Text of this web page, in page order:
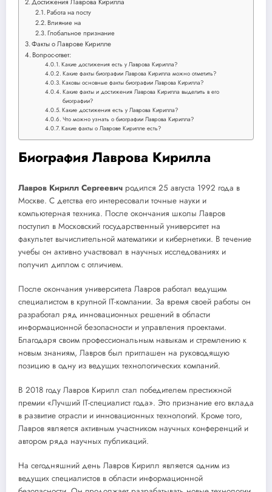
Работа на посту
Влияние на
Глобальное признание
Факты о Лаврове Кирилле
Вопрос-ответ:
Какие достижения есть у Лаврова Кирилла?
Какие факты биографии Лаврова Кирилла можно отметить?
Каковы основные факты биографии Лаврова Кирилла?
Какие факты и достижения Лаврова Кирилла выделить в его
биографии?
Какие достижения есть у Лаврова Кирилла?
Что можно узнать о биографии Лаврова Кирилла?
Какие факты о Лаврове Кирилле есть?
Биография Лаврова Кирилла
Лавров Кирилл Сергеевич родился 25 августа 1992 года в
Москве. С детства его интересовали точные науки и
компьютерная техника. После окончания школы Лавров
поступил в Московский государственный университет на
факультет вычислительной математики и кибернетики. В течение
учебы он активно участвовал в научных исследованиях и
получил диплом с отличием.
После окончания университета Лавров работал ведущим
специалистом в крупной IT-компании. За время своей работы он
разработал ряд инновационных решений в области
информационной безопасности и управления проектами.
Благодаря своим профессиональным навыкам и стремлению к
новым знаниям, Лавров был приглашен на руководящую
позицию в одну из ведущих технологических компаний.
В 2018 году Лавров Кирилл стал победителем престижной
премии «Лучший IT-специалист года». Это признание его вклада
в развитие отрасли и инновационных технологий. Кроме того,
Лавров является активным участником научных конференций и
автором ряда научных публикаций.
На сегодняшний день Лавров Кирилл является одним из
ведущих специалистов в области информационной